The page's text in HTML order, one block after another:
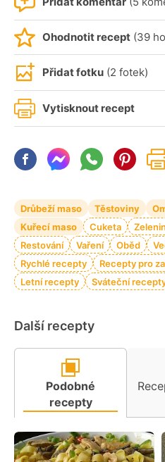
Ohodnotit recept (39
Přidat fotku (2 fotek)
Vytisknout recept
Drůbeží maso Těstoviny
Kuřecí maso
Cuketa
Restování
Vaření Oběd
Rychlé recepty
Recepty pro
Letní recepty
Sváteční
Další recepty
Podobné
recepty